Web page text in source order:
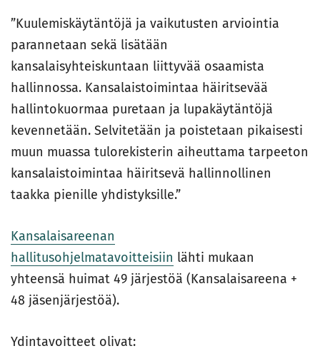
”Kuulemiskäytäntöjä ja vaikutusten arviointia
parannetaan sekä lisätään
kansalaisyhteiskuntaan liittyvää osaamista
hallinnossa. Kansalaistoimintaa häiritsevää
hallintokuormaa puretaan ja lupakäytäntöjä
kevennetään. Selvitetään ja poistetaan pikaisesti
muun muassa tulorekisterin aiheuttama tarpeeton
kansalaistoimintaa häiritsevä hallinnollinen
taakka pienille yhdistyksille.”
Kansalaisareenan
hallitusohjelmatavoitteisiin lähti mukaan
yhteensä huimat 49 järjestöä (Kansalaisareena +
48 jäsenjärjestöä).
Ydintavoitteet olivat: